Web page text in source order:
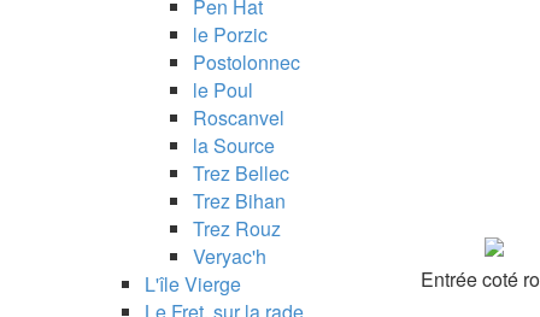
Pen Hat
le Porzic
Postolonnec
le Poul
Roscanvel
la Source
Trez Bellec
Trez Bihan
Trez Rouz
Veryac'h
L'île Vierge
Entrée coté